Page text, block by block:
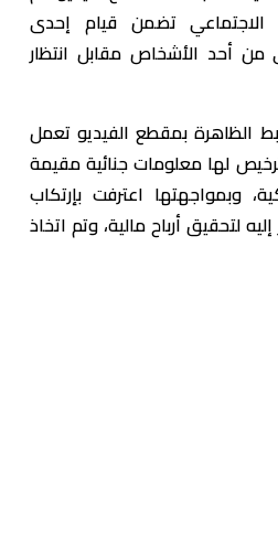
الاجتماعي تضمن قيام إحدى
من أحد الأشخاص مقابل انتظار
الظاهرة بمقطع الفيديو تعمل
لها معلومات جنائية مقيمة
وبمواجهتها اعترفت بإرتكاب
لتحقيق أرباح مالية، وتم اتخاذ